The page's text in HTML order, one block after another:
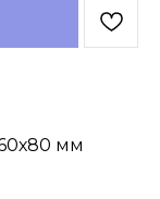
мм